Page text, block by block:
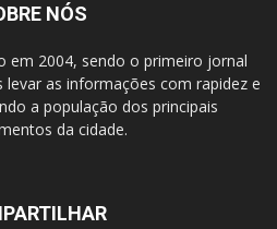
NÓS
em 2004, sendo o primeiro jornal
levar as informações com rapidez e
a população dos principais
da cidade.